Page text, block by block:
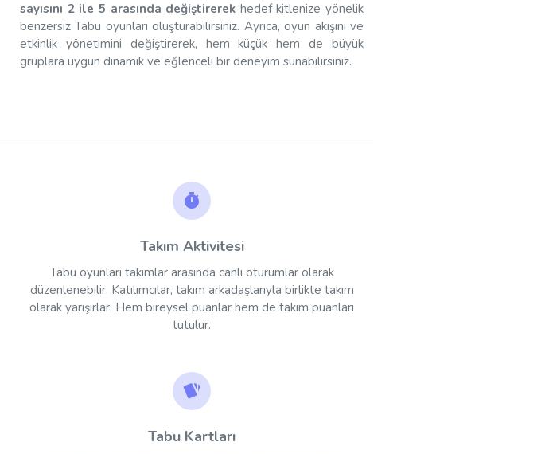
sayısını 2 ile 5 arasında değiştirerek hedef kitlenize yönelik
benzersiz Tabu oyunları oluşturabilirsiniz. Ayrıca, oyun akışını ve
etkinlik yönetimini değiştirerek, hem küçük hem de büyük
gruplara uygun dinamik ve eğlenceli bir deneyim sunabilirsiniz.
Takım Aktivitesi
Tabu oyunları takımlar arasında canlı oturumlar olarak
düzenlenebilir. Katılımcılar, takım arkadaşlarıyla birlikte takım
olarak yarışırlar. Hem bireysel puanlar hem de takım puanları
tutulur.
Tabu Kartları